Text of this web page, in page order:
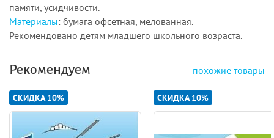
памяти, усидчивости.
Материалы: бумага офсетная, мелованная.
Рекомендовано детям младшего школьного возраста.
Рекомендуем похожие товары
СКИДКА 10% СКИДКА 10%